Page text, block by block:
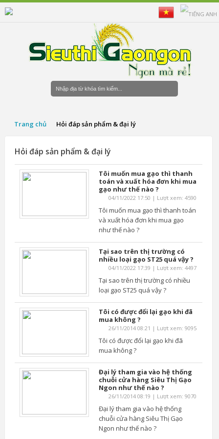
Trang chủ Hỏi đáp sản phẩm & đại lý
Hỏi đáp sản phẩm & đại lý
Tôi muốn mua gạo thì thanh
toán và xuất hóa đơn khi mua
gạo như thế nào ?
04/11/2022 17:50 | Lượt xem: 4590
Tôi muốn mua gạo thì thanh toán
và xuất hóa đơn khi mua gạo
như thế nào ?
Tại sao trên thị trường có
nhiều loại gạo ST25 quá vậy ?
04/11/2022 17:39 | Lượt xem: 4497
Tại sao trên thị trường có nhiều
loại gạo ST25 quá vậy ?
Tôi có được đổi lại gạo khi đã
mua không ?
26/11/2014 08:21 | Lượt xem: 9095
Tôi có được đổi lại gạo khi đã
mua không ?
Đại lý tham gia vào hệ thống
chuỗi cửa hàng Siêu Thị Gạo
Ngon như thế nào ?
26/11/2014 08:19 | Lượt xem: 9070
Đại lý tham gia vào hệ thống
chuỗi cửa hàng Siêu Thị Gạo
Ngon như thế nào ?